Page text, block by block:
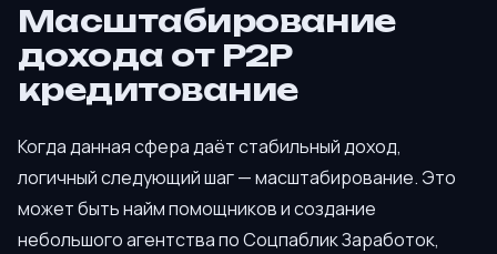
Масштабирование
дохода от P2P
кредитование
Когда данная сфера даёт стабильный доход,
логичный следующий шаг — масштабирование. Это
может быть найм помощников и создание
небольшого агентства по Соцпаблик Заработок,